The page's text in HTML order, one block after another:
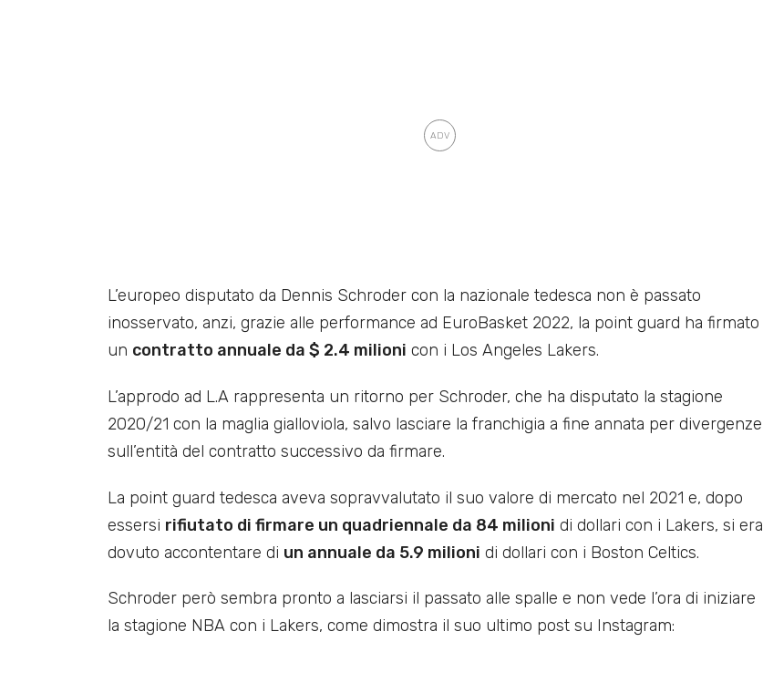
L’europeo disputato da Dennis Schroder con la nazionale tedesca non è passato
inosservato, anzi, grazie alle performance ad EuroBasket 2022, la point guard ha firmato
un contratto annuale da $ 2.4 milioni con i Los Angeles Lakers.
L’approdo ad L.A rappresenta un ritorno per Schroder, che ha disputato la stagione
2020/21 con la maglia gialloviola, salvo lasciare la franchigia a fine annata per divergenze
sull’entità del contratto successivo da firmare.
La point guard tedesca aveva sopravvalutato il suo valore di mercato nel 2021 e, dopo
essersi rifiutato di firmare un quadriennale da 84 milioni di dollari con i Lakers, si era
dovuto accontentare di un annuale da 5.9 milioni di dollari con i Boston Celtics.
Schroder però sembra pronto a lasciarsi il passato alle spalle e non vede l’ora di iniziare
la stagione NBA con i Lakers, come dimostra il suo ultimo post su Instagram: